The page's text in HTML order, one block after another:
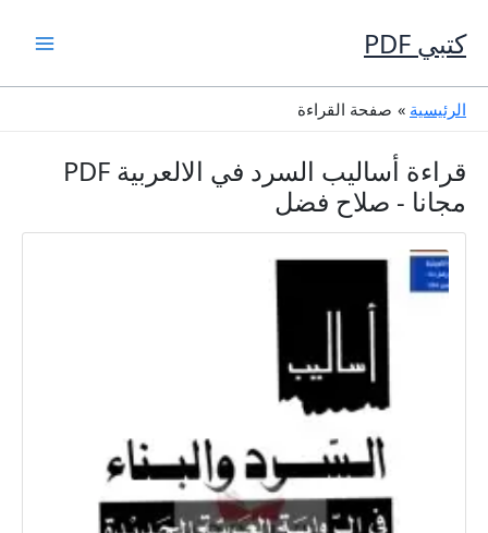
إلى
المحتوى
كتبي PDF
الرئيسية صفحة القراءة
قراءة أساليب السرد في الالعربية PDF
مجانا - صلاح فضل